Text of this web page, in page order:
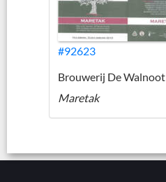
#92623
Brouwerij De Walnoot
Maretak